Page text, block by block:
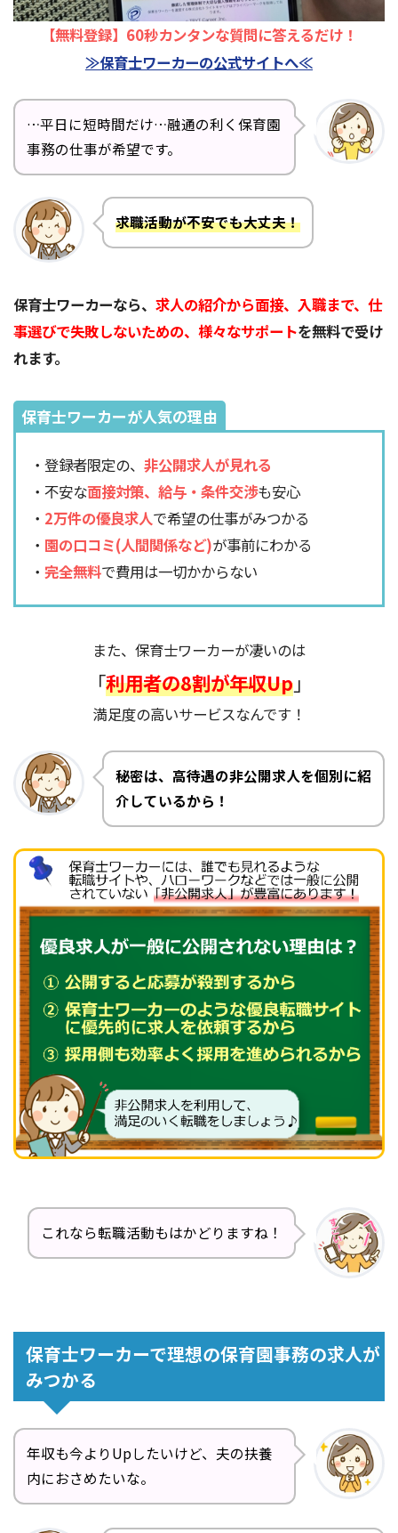
【無料登録】60秒カンタンな質問に答えるだけ！
≫保育士ワーカーの公式サイトへ≪
…平日に短時間だけ…融通の利く保育園
事務の仕事が希望です。
求職活動が不安でも大丈夫！
保育士ワーカーなら、 求人の紹介から面接、入職まで、仕
事選びで失敗しないための、様々なサポートを無料で受け
れます。
保育士ワーカーが人気の理由
・登録者限定の、非公開求人が見れる
・不安な面接対策、給与・条件交渉も安心
・ 2万件の優良求人で希望の仕事がみつかる
・ 園の口コミ(人間関係など)が事前にわかる
・完全無料で費用は一切かからない
また、保育士ワーカーが凄いのは
「利用者の8割が年収Up」
満足度の高いサービスなんです！
秘密は、高待遇の非公開求人を個別に紹
介しているから！
これなら転職活動もはかどりますね！
保育士ワーカーで理想の保育園事務の求人が
みつかる
年収も今よりUpしたいけど、夫の扶養
内におさめたいな。